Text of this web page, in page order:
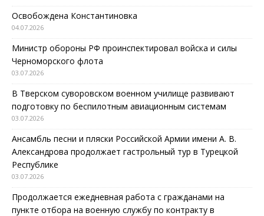
Освобождена Константиновка
04.07.2026
Министр обороны РФ проинспектировал войска и силы
Черноморского флота
03.07.2026
В Тверском суворовском военном училище развивают
подготовку по беспилотным авиационным системам
03.07.2026
Ансамбль песни и пляски Российской Армии имени А. В.
Александрова продолжает гастрольный тур в Турецкой
Республике
03.07.2026
Продолжается ежедневная работа с гражданами на
пункте отбора на военную службу по контракту в